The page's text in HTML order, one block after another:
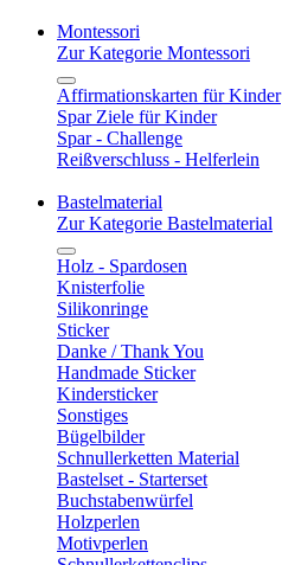
Montessori
Zur Kategorie Montessori
Affirmationskarten für Kinder
Spar Ziele für Kinder
Spar - Challenge
Reißverschluss - Helferlein
Bastelmaterial
Zur Kategorie Bastelmaterial
Holz - Spardosen
Knisterfolie
Silikonringe
Sticker
Danke / Thank You
Handmade Sticker
Kindersticker
Sonstiges
Bügelbilder
Schnullerketten Material
Bastelset - Starterset
Buchstabenwürfel
Holzperlen
Motivperlen